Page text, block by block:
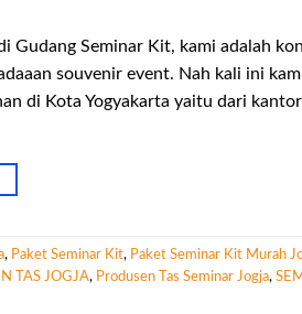
Gudang Seminar Kit, kami adalah
souvenir event. Nah kali ini
di Kota Yogyakarta yaitu dari kantor
, Paket Seminar Kit, Paket Seminar Kit Murah
TAS JOGJA, Produsen Tas Seminar Jogja,